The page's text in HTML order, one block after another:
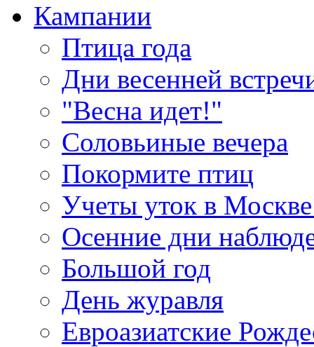
Кампании
Птица года
Дни весенней
"Весна идет!"
Соловьиные вечера
Покормите птиц
Учеты уток в
Осенние дни
Большой год
День журавля
Евроазиатские